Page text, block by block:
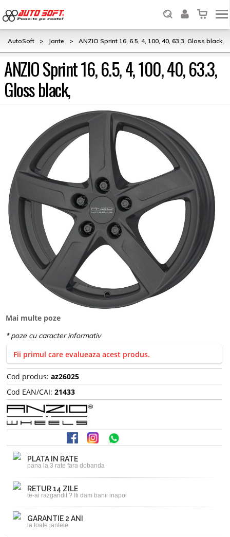
AutoSoft > Jante > ANZIO Sprint 16, 6.5, 4, 100, 40, 63.3, Gloss black,
ANZIO Sprint 16, 6.5, 4, 100, 40, 63.3,
Gloss black,
Mai multe poze
Fii primul care evalueaza acest produs.
Cod produs: az26025
Cod EAN/CAI: 21433
PLATA IN RATE
pana la 3 rate fara dobanda
RETUR 14 ZILE
te-ai razgandit ? Iti dam banii inapoi
GARANTIE 2 ANI
la toate jantele